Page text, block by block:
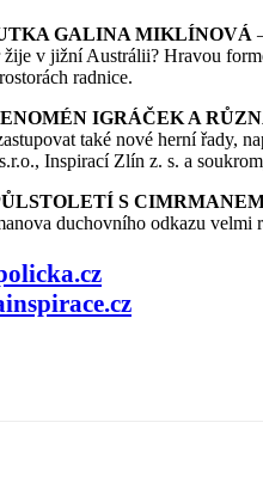
GALINA MIKLÍNOVÁ
v jižní Austrálii? Hravou
radnice.
IGRÁČEK A
také nové herní řady,
Inspirací Zlín z. s. a
S
duchovního odkazu velmi